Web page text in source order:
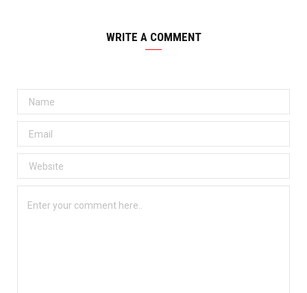
WRITE A COMMENT